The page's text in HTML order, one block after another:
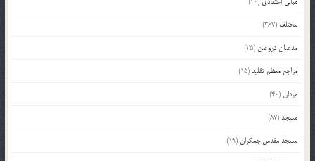
مختلف (367)
مدعیان دروغین (25)
مراجع معظم تقلید(15)
مردان(40)
مسجد(87)
مسجد مقدس جمکران(19)